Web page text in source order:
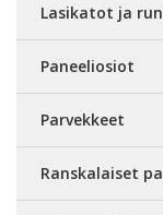
Lasikatot ja
Paneeliosiot
Parvekkeet
Ranskalaiset